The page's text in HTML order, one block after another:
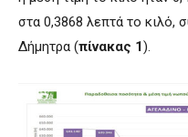
στα 0,3868 λεπτά το κιλό,
Δήμητρα (πίνακας 1).